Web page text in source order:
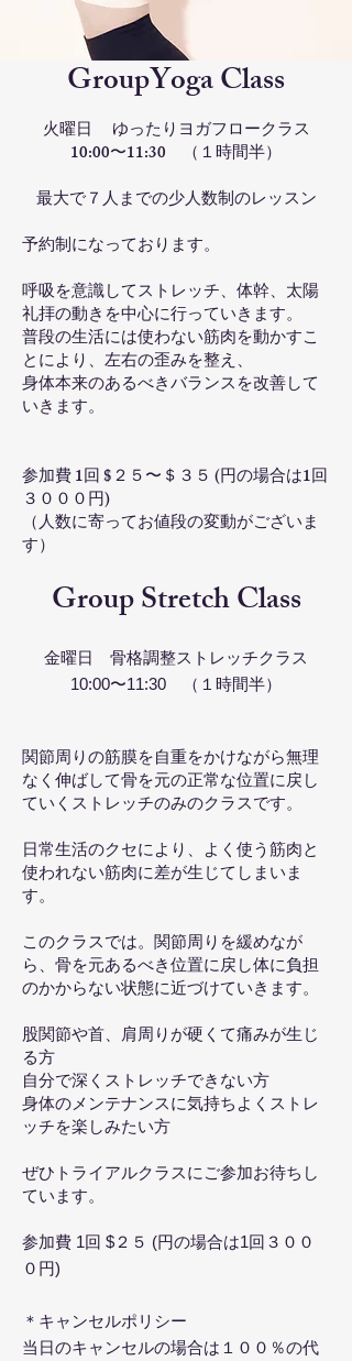
ストレッチ法と必要な筋肉トレーニングのメ
ニューを組まさせていただきます。
また継続してご自宅でも実践できるエクササ
イズもご提案してきます。
LINE Official
GroupYoga Class
火曜日 ゆったりヨガフロークラス
10:00〜11:30 （１時間半）
最大で７人までの少人数制のレッスン
予約制になっております。
呼吸を意識してストレッチ、体幹、太陽
礼拝の動きを中心に行っていきます。
普段の生活には使わない筋肉を動かすこ
とにより、左右の歪みを整え、
身体本来のあるべきバランスを改善して
いきます。
参加費 1回 $２５〜＄３５ (円の場合は1回
３０００円)
（人数に寄ってお値段の変動がございま
す）
Group Stretch Class
金曜日 骨格調整ストレッチクラス
10:00〜11:30 （１時間半）
関節周りの筋膜を自重をかけながら無理
なく伸ばして骨を元の正常な位置に戻し
ていくストレッチのみのクラスです。
日常生活のクセにより、よく使う筋肉と
使われない筋肉に差が生じてしまいま
す。
このクラスでは。関節周りを緩めなが
ら、骨を元あるべき位置に戻し体に負担
のかからない状態に近づけていきます。
股関節や首、肩周りが硬くて痛みが生じ
る方
自分で深くストレッチできない方
身体のメンテナンスに気持ちよくストレ
ッチを楽しみたい方
ぜひトライアルクラスにご参加お待ちし
ています。
参加費 1回 $２５ (円の場合は1回３００
０円)
＊キャンセルポリシー
​当日のキャンセルの場合は１００％の代